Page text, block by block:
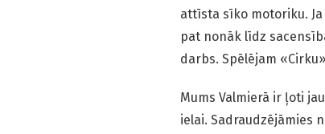
attīsta sīko motoriku.
pat nonāk līdz
darbs. Spēlējam
Mums Valmierā ir ļoti
ielai. Sadraudzējāmies